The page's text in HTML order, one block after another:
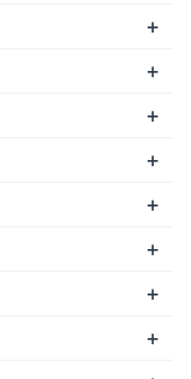
+
+
+
+
+
+
+
+